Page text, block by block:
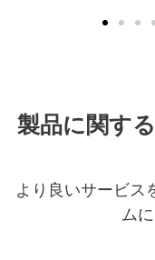
製品に関す
より良いサービス
ム